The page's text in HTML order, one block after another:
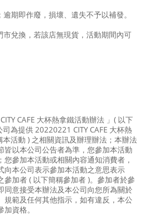
期即作廢，損壞、遺失不予以補發。
市兌換，若該店無現貨，活動期間內可
CAFE 大杯熱拿鐵活動辦法 」( 以下
為提供 20220221 CITY CAFE 大杯熱
本活動 ) 之相關資訊及辦理辦法；本辦法
皆以本公司公告者為準，您參加本活動
您參加本活動或相關內容通知消費者，
向本公司表示參加本活動之意思表示
參加者 ( 以下簡稱參加者 )。參加者於參
同意接受本辦法及本公司向您所為關於
規範及任何其他指示，如有違反，本公
資格。